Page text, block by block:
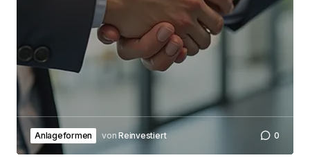
Anlageformen von Reinvestiert 0